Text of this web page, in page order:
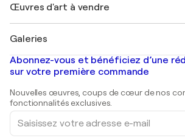
Découvrez une sélection d'art original
Marc Chagall
Banksy
Mr. Brainwash
Shepard Fairey
Œuvres d'art à vendre
Tableaux abstraits à vendre
Peintures de paysage
Estampes
Peintures acryliques
Galeries
Galeries d'art en France
Galeries d'art en Belgique
Abonnez-vous et bénéficiez d’une
sur votre première commande
Nouvelles œuvres, coups de cœur de nos
fonctionnalités exclusives.
Saisissez
votre
adresse